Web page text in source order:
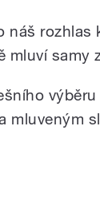
náš rozhlas
samy
mluveným